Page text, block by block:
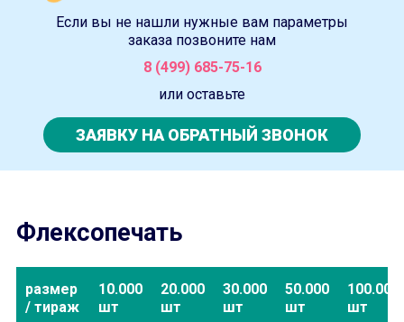
Если вы не нашли нужные вам параметры
заказа позвоните нам
8 (499) 685-75-16
или оставьте
ЗАЯВКУ НА ОБРАТНЫЙ ЗВОНОК
Флексопечать
размер
/ тираж
10.000
шт
20.000
шт
30.000
шт
50.000
шт
100.000
шт